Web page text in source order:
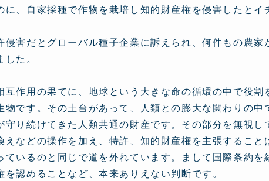
に、自家採種で作物を栽培し知的財産権を侵害したとイ
侵害だとグローバル種子企業に訴えられ、何件もの農家
した。
互作用の果てに、地球という大きな命の循環の中で役割
物です。その土台があって、人類との膨大な関わりの中
守り続けてきた人類共通の財産です。その部分を無視
えなどの操作を加え、特許、知的財産権を主張すること
ているのと同じで道を外れています。まして国際条約を
を認めることなど、本来ありえない判断です。